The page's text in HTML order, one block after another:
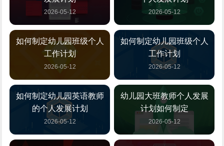
2026-05-12 2026-05-12
如何制定幼儿园班级个人
工作计划
2026-05-12
如何制定幼儿园班级个人
工作计划
2026-05-12
如何制定幼儿园英语教师
的个人发展计划
2026-05-12
幼儿园大班教师个人发展
计划如何制定
2026-05-12